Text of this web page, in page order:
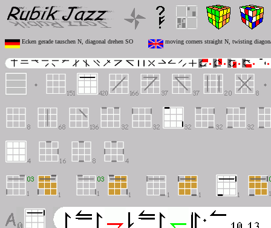
Ecken gerade tauschen N, diagonal drehen SO moving corners straight N, twisting